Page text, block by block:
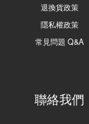
退換貨政策
隱私權政策
常見問題 Q&A
聯絡我們